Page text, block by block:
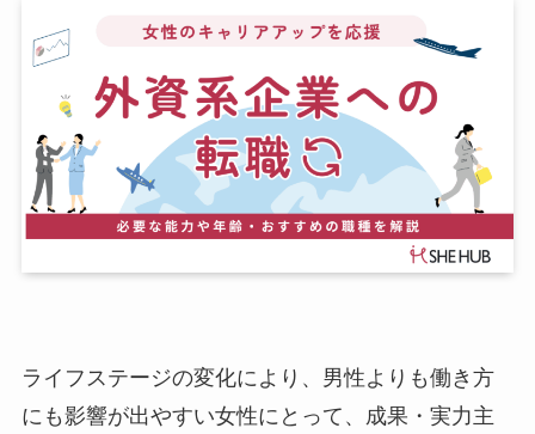
ライフステージの変化により、男性よりも働き方
にも影響が出やすい女性にとって、成果・実力主